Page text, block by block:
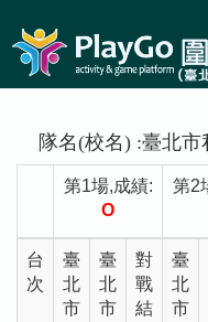
隊名(校名) :臺北市
第1場,成績:
O
第2
台
次
臺
北
市
臺
北
市
對
戰
結
臺
北
市